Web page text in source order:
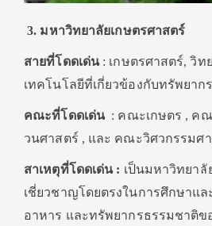
3. มหาวิทยาลัยเกษตรศาสตร์
สายที่โดดเด่น: เกษตรศาสตร์, วิท
เทคโนโลยีที่เกี่ยวข้องกับทรัพยาก
คณะที่โดดเด่น: คณะเกษตร , คณ
วนศาสตร์ , และ คณะวิศวกรรมศ
สาเหตุที่โดดเด่น : เป็นมหาวิทยา
เชี่ยวชาญโดยตรงในการศึกษาแล
อาหาร และทรัพยากรธรรมชาติข